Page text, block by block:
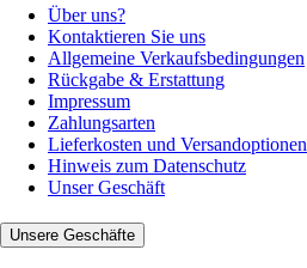
Über uns?
Kontaktieren Sie uns
Allgemeine Verkaufsbedingungen
Rückgabe & Erstattung
Impressum
Zahlungsarten
Lieferkosten und Versandoptionen
Hinweis zum Datenschutz
Unser Geschäft
Unsere Geschäfte